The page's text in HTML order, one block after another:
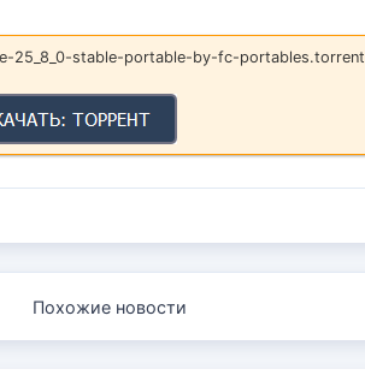
25_8_0-stable-portable-by-fc-portables.torrent
Похожие новости